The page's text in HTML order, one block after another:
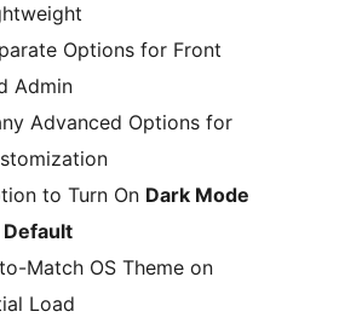
Options for Front
Admin
Advanced Options for
to Turn On Dark Mode
Default
Match OS Theme on
Load